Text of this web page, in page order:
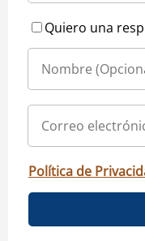
Quiero una
Política de